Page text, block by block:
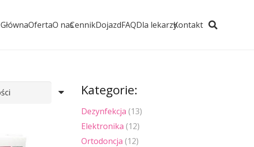
GłównaOfertaO nasCennikDojazdFAQDla lekarzyKontakt
Kategorie:
Dezynfekcja (13)
Elektronika (12)
Ortodoncja (12)